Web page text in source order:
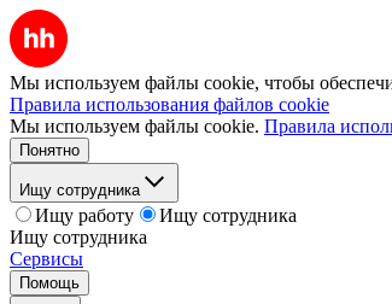
Мы используем файлы cookie, чтобы
Правила использования файлов cookie
Мы используем файлы cookie. Правила
Понятно
Ищу сотрудника
Ищу работу
Ищу сотрудника
Ищу сотрудника
Сервисы
Помощь